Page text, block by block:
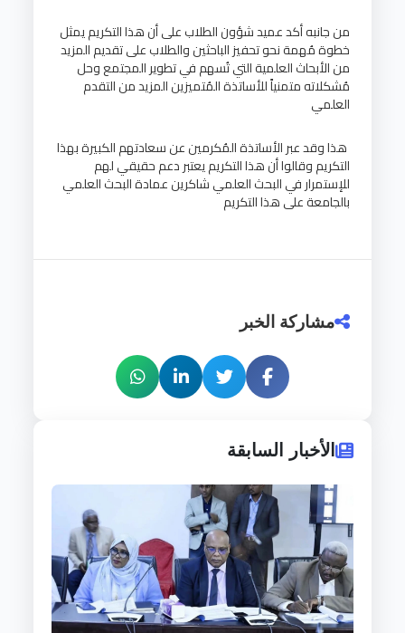
من جانبه أكد عميد شؤون الطلاب على أن هذا التكريم يمثل
خطوة مُهمة نحو تحفيز الباحثين والطلاب على تقديم المزيد
من الأبحاث العلمية التي تُسهم في تطوير المجتمع وحل
مُشكلاته متمنياً للأساتذة المُتميزين المزيد من التقدم
العلمي
هذا وقد عبر الأساتذة المُكرمين عن سعادتهم الكبيرة بهذا
التكريم وقالوا أن هذا التكريم يعتبر دعم حقيقي لهم
للإستمرار في البحث العلمي شاكرين عمادة البحث العلمي
بالجامعة على هذا التكريم
مشاركة الخبر
الأخبار السابقة